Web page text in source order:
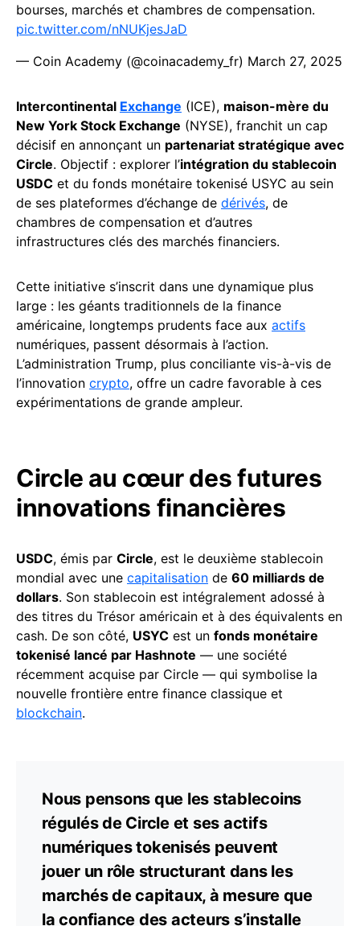
bourses, marchés et chambres de compensation.
pic.twitter.com/nNUKjesJaD
— Coin Academy (@coinacademy_fr) March 27, 2025
Intercontinental Exchange (ICE), maison-mère du
New York Stock Exchange (NYSE), franchit un cap
décisif en annonçant un partenariat stratégique avec
Circle. Objectif : explorer l’intégration du stablecoin
USDC et du fonds monétaire tokenisé USYC au sein
de ses plateformes d’échange de dérivés, de
chambres de compensation et d’autres
infrastructures clés des marchés financiers.
Cette initiative s’inscrit dans une dynamique plus
large : les géants traditionnels de la finance
américaine, longtemps prudents face aux actifs
numériques, passent désormais à l’action.
L’administration Trump, plus conciliante vis-à-vis de
l’innovation crypto, offre un cadre favorable à ces
expérimentations de grande ampleur.
Circle au cœur des futures
innovations financières
USDC, émis par Circle, est le deuxième stablecoin
mondial avec une capitalisation de 60 milliards de
dollars. Son stablecoin est intégralement adossé à
des titres du Trésor américain et à des équivalents en
cash. De son côté, USYC est un fonds monétaire
tokenisé lancé par Hashnote — une société
récemment acquise par Circle — qui symbolise la
nouvelle frontière entre finance classique et
blockchain.
Nous pensons que les stablecoins
régulés de Circle et ses actifs
numériques tokenisés peuvent
jouer un rôle structurant dans les
marchés de capitaux, à mesure que
la confiance des acteurs s’installe